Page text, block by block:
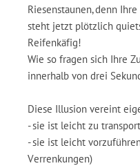
Riesenstaunen, denn
steht jetzt plötzlich
Reifenkäfig!
Wie so fragen sich Ihre
innerhalb von drei
Diese Illusion vereint
- sie ist leicht zu
- sie ist leicht
Verrenkungen)